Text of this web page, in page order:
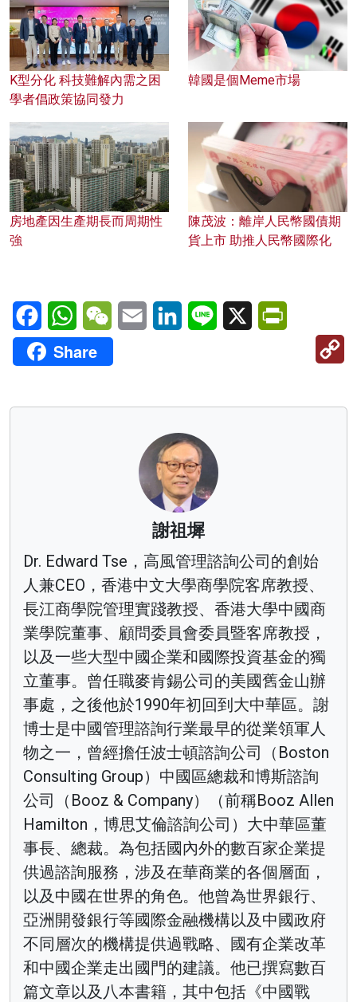
K型分化 科技難解內需之困
學者倡政策協同發力
韓國是個Meme市場
房地產因生產期長而周期性
強
陳茂波：離岸人民幣國債期
貨上市 助推人民幣國際化
FacebookWhatsAppWeChatEmail LinkedInLine X
Share
謝祖墀
Dr. Edward Tse，高風管理諮詢公司的創始
人兼CEO，香港中文大學商學院客席教授、
長江商學院管理實踐教授、香港大學中國商
業學院董事、顧問委員會委員暨客席教授，
以及一些大型中國企業和國際投資基金的獨
立董事。曾任職麥肯錫公司的美國舊金山辦
事處，之後他於1990年初回到大中華區。謝
博士是中國管理諮詢行業最早的從業領軍人
物之一，曾經擔任波士頓諮詢公司（Boston
Consulting Group）中國區總裁和博斯諮詢
公司（Booz & Company）（前稱Booz Allen
Hamilton，博思艾倫諮詢公司）大中華區董
事長、總裁。為包括國內外的數百家企業提
供過諮詢服務，涉及在華商業的各個層面，
以及中國在世界的角色。他曾為世界銀行、
亞洲開發銀行等國際金融機構以及中國政府
不同層次的機構提供過戰略、國有企業改革
和中國企業走出國門的建議。他已撰寫數百
篇文章以及八本書籍，其中包括《中國戰